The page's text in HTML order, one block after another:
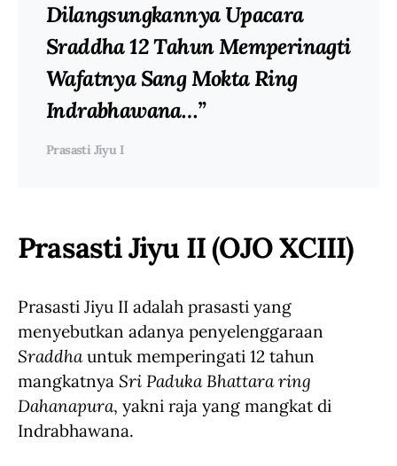
Dilangsungkannya Upacara
Sraddha 12 Tahun Memperinagti
Wafatnya Sang Mokta Ring
Indrabhawana…”
Prasasti Jiyu I
Prasasti Jiyu II (OJO XCIII)
Prasasti Jiyu II adalah prasasti yang
menyebutkan adanya penyelenggaraan
Sraddhauntuk memperingati 12 tahun
mangkatnya Sri Paduka Bhattara ring
Dahanapura, yakni raja yang mangkat di
Indrabhawana.